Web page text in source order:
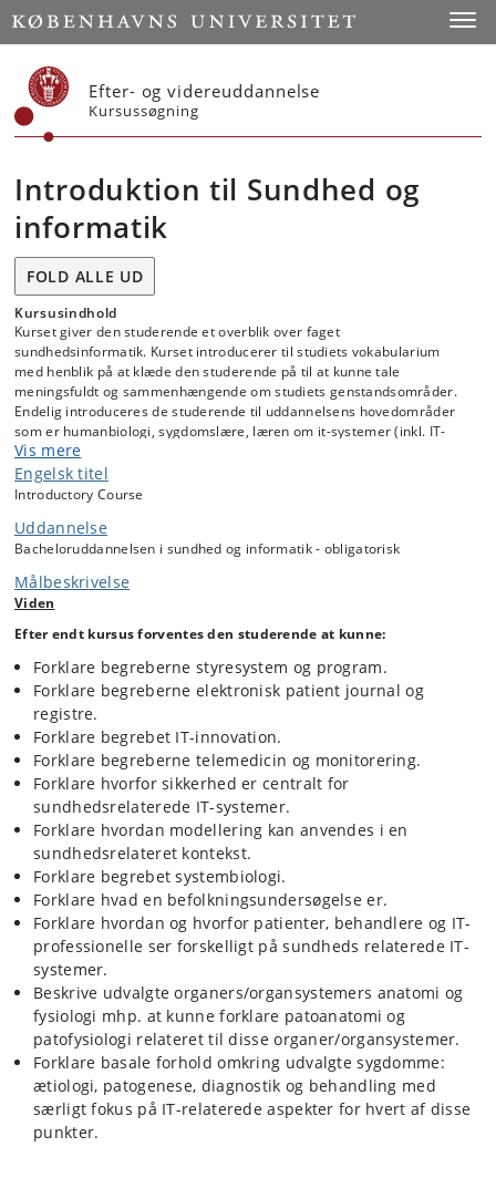
Start
Efter- og videreuddannelse
Kursussøgning
Introduktion til Sundhed og
informatik
FOLD ALLE UD
Kursusindhold
Kurset giver den studerende et overblik over faget
sundhedsinformatik. Kurset introducerer til studiets vokabularium
med henblik på at klæde den studerende på til at kunne tale
meningsfuldt og sammenhængende om studiets genstandsområder.
Endelig introduceres de studerende til uddannelsens hovedområder
som er humanbiologi, sygdomslære, læren om it-systemer (inkl. IT-
sikkerhed, IT-innovation og IT-relateret etik), registre og databaser,
systembiologi, modellering og statistik.
Vis mere
Engelsk titel
Introductory Course
Uddannelse
Bacheloruddannelsen i sundhed og informatik - obligatorisk
Målbeskrivelse
Viden
Efter endt kursus forventes den studerende at kunne:
Forklare begreberne styresystem og program.
Forklare begreberne elektronisk patient journal og
registre.
Forklare begrebet IT-innovation.
Forklare begreberne telemedicin og monitorering.
Forklare hvorfor sikkerhed er centralt for
sundhedsrelaterede IT-systemer.
Forklare hvordan modellering kan anvendes i en
sundhedsrelateret kontekst.
Forklare begrebet systembiologi.
Forklare hvad en befolkningsundersøgelse er.
Forklare hvordan og hvorfor patienter, behandlere og IT-
professionelle ser forskelligt på sundheds relaterede IT-
systemer.
Beskrive udvalgte organers/organsystemers anatomi og
fysiologi mhp. at kunne forklare patoanatomi og
patofysiologi relateret til disse organer/organsystemer.
Forklare basale forhold omkring udvalgte sygdomme:
ætiologi, patogenese, diagnostik og behandling med
særligt fokus på IT-relaterede aspekter for hvert af disse
punkter.